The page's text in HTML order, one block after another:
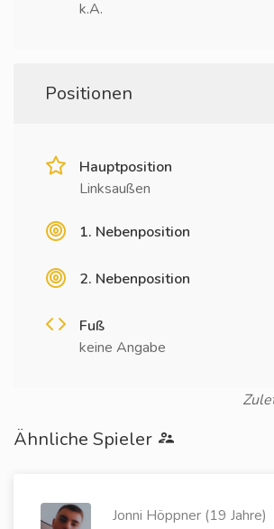
k.A.
Positionen
Hauptposition
Linksaußen
1. Nebenposition
2. Nebenposition
Fuß
keine Angabe
Ähnliche Spieler
Jonni Höppner (19 Jahre)